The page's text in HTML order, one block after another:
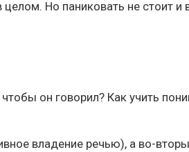
Но паниковать не стоит и
он говорил? Как учить
владение речью), а во-